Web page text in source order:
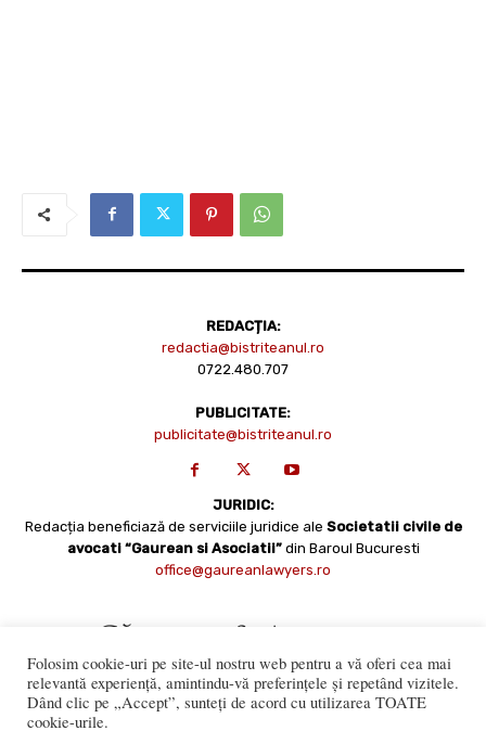
REDACȚIA:
redactia@bistriteanul.ro
0722.480.707
PUBLICITATE:
publicitate@bistriteanul.ro
JURIDIC:
Redacția beneficiază de serviciile juridice ale Societatii civile de
avocati “Gaurean si Asociatii” din Baroul Bucuresti
office@gaureanlawyers.ro
Folosim cookie-uri pe site-ul nostru web pentru a vă oferi cea mai
relevantă experiență, amintindu-vă preferințele și repetând vizitele.
Dând clic pe „Accept”, sunteți de acord cu utilizarea TOATE
cookie-urile.